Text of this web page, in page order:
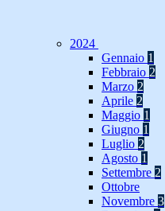
2024
Gennaio 1
Febbraio 2
Marzo 2
Aprile 2
Maggio 1
Giugno 1
Luglio 2
Agosto 1
Settembre 2
Ottobre
Novembre 3